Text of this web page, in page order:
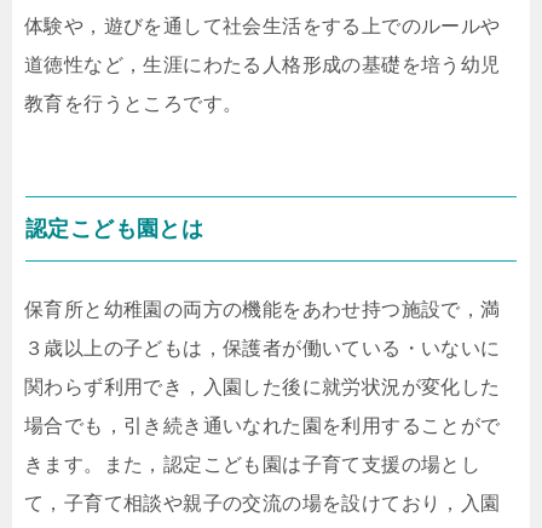
体験や，遊びを通して社会生活をする上でのルールや
道徳性など，生涯にわたる人格形成の基礎を培う幼児
教育を行うところです。
認定こども園とは
保育所と幼稚園の両方の機能をあわせ持つ施設で，満
３歳以上の子どもは，保護者が働いている・いないに
関わらず利用でき，入園した後に就労状況が変化した
場合でも，引き続き通いなれた園を利用することがで
きます。また，認定こども園は子育て支援の場とし
て，子育て相談や親子の交流の場を設けており，入園